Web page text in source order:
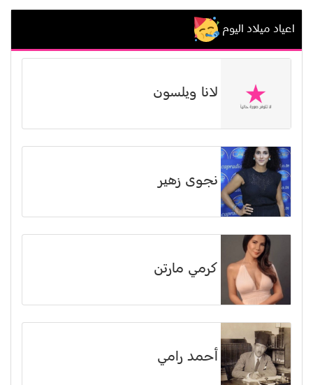
اعياد ميلاد اليوم
لانا ويلسون
نجوى زهير
كرمي مارتن
أحمد رامي